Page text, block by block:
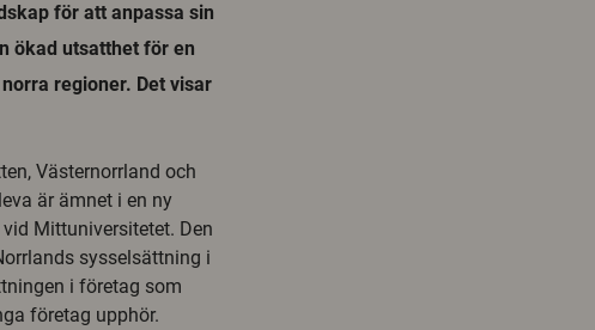
för att anpassa sin
ökad utsatthet för en
regioner. Det visar
Västernorrland och
är ämnet i en ny
Mittuniversitetet. Den
sysselsättning i
i företag som
företag upphör.